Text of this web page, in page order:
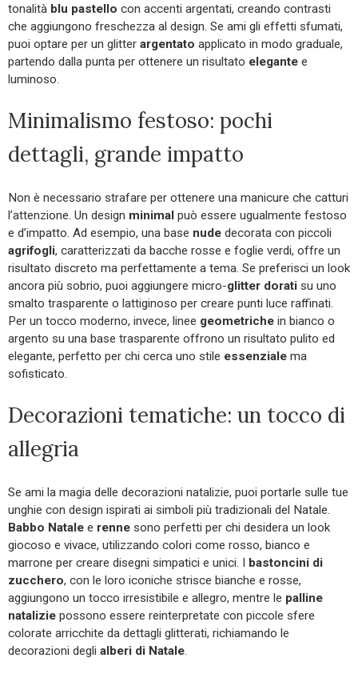
tonalità blu pastello con accenti argentati, creando contrasti
che aggiungono freschezza al design. Se ami gli effetti sfumati,
puoi optare per un glitter argentato applicato in modo graduale,
partendo dalla punta per ottenere un risultato elegante e
luminoso.
Minimalismo festoso: pochi
dettagli, grande impatto
Non è necessario strafare per ottenere una manicure che catturi
l’attenzione. Un design minimal può essere ugualmente festoso
e d’impatto. Ad esempio, una base nude decorata con piccoli
agrifogli, caratterizzati da bacche rosse e foglie verdi, offre un
risultato discreto ma perfettamente a tema. Se preferisci un look
ancora più sobrio, puoi aggiungere micro-glitter dorati su uno
smalto trasparente o lattiginoso per creare punti luce raffinati.
Per un tocco moderno, invece, linee geometriche in bianco o
argento su una base trasparente offrono un risultato pulito ed
elegante, perfetto per chi cerca uno stile essenziale ma
sofisticato.
Decorazioni tematiche: un tocco di
allegria
Se ami la magia delle decorazioni natalizie, puoi portarle sulle tue
unghie con design ispirati ai simboli più tradizionali del Natale.
Babbo Natale e renne sono perfetti per chi desidera un look
giocoso e vivace, utilizzando colori come rosso, bianco e
marrone per creare disegni simpatici e unici. I
bastoncini di
zucchero, con le loro iconiche strisce bianche e rosse,
aggiungono un tocco irresistibile e allegro, mentre le palline
natalizie possono essere reinterpretate con piccole sfere
colorate arricchite da dettagli glitterati, richiamando le
decorazioni degli alberi di Natale.